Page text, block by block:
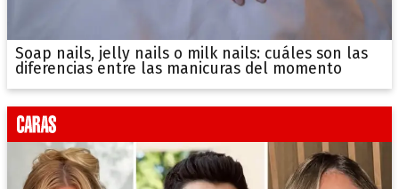
Soap nails, jelly nails o milk nails: cuáles son las
diferencias entre las manicuras del momento